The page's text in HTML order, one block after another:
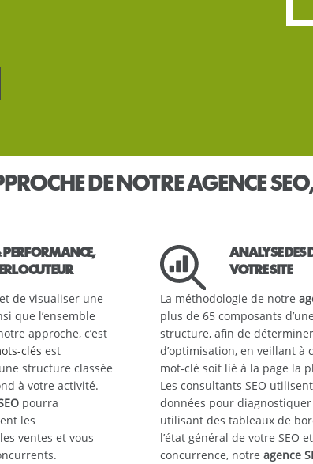
DE NOTRE AGENCE
PERFORMANCE,
de visualiser une
que l’ensemble
approche, c’est
clés est
structure classée
à votre activité.
pourra
les
ventes et vous
ANALYSE DES
VOTRE SITE
La méthodologie de notre
plus de 65 composants
structure, afin de
d’optimisation, en veillant à
mot-clé soit lié à la page la
Les consultants SEO
données pour
utilisant des tableaux de
l’état général de votre SEO
concurrence, notre agence